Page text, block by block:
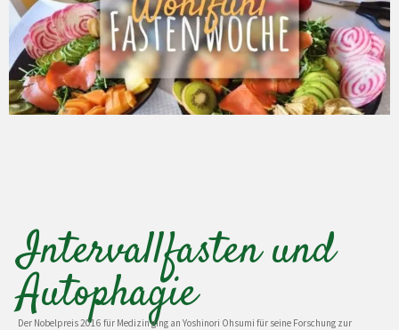
Intervallfasten und
Autophagie
Der Nobelpreis 2016 für Medizin ging an Yoshinori Ohsumi für seine Forschung zur